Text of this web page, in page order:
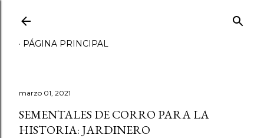
PÁGINA PRINCIPAL
marzo 01, 2021
SEMENTALES DE CORRO PARA LA
HISTORIA: JARDINERO